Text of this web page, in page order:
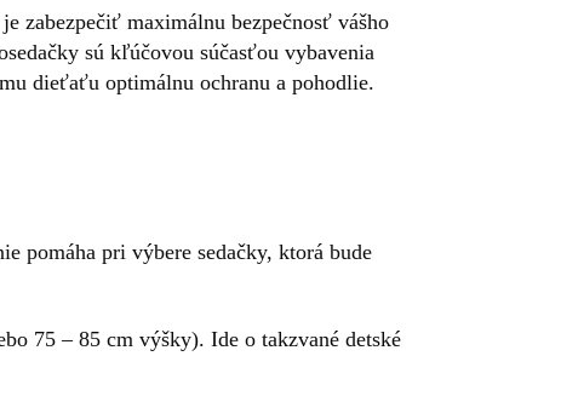
zabezpečiť maximálnu bezpečnosť vášho
sú kľúčovou súčasťou vybavenia
dieťaťu optimálnu ochranu a pohodlie.
pomáha pri výbere sedačky, ktorá bude
75 – 85 cm výšky). Ide o takzvané detské